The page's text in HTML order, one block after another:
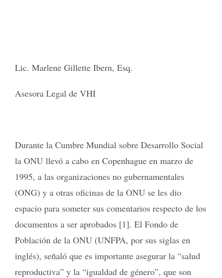
Lic. Marlene Gillette Ibern, Esq.
Asesora Legal de VHI
Durante la Cumbre Mundial sobre Desarrollo Social
la ONU llevó a cabo en Copenhague en marzo de
1995, a las organizaciones no gubernamentales
(ONG) y a otras oficinas de la ONU se les dio
espacio para someter sus comentarios respecto de los
documentos a ser aprobados [1]. El Fondo de
Población de la ONU (UNFPA, por sus siglas en
inglés), señaló que es importante asegurar la “salud
reproductiva” y la “igualdad de género”, que son